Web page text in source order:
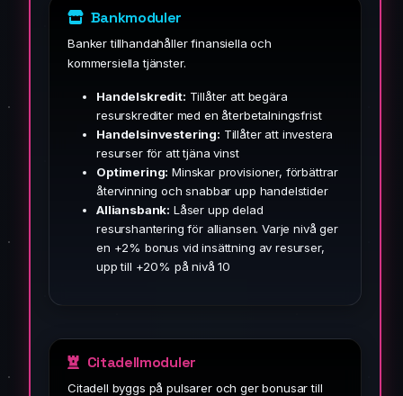
Bankmoduler
Banker tillhandahåller finansiella och
kommersiella tjänster.
Handelskredit: Tillåter att begära
resurskrediter med en återbetalningsfrist
Handelsinvestering: Tillåter att investera
resurser för att tjäna vinst
Optimering: Minskar provisioner, förbättrar
återvinning och snabbar upp handelstider
Alliansbank: Låser upp delad
resurshantering för alliansen. Varje nivå ger
en +2% bonus vid insättning av resurser,
upp till +20% på nivå 10
Citadellmoduler
Citadell byggs på pulsarer och ger bonusar till